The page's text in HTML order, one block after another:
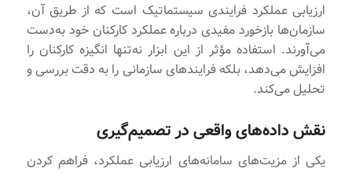
ارزیابی عملکرد فرایندی سیستماتیک است که از طریق آن،
سازمان‌ها بازخورد مفیدی درباره عملکرد کارکنان خود به‌دست
می‌آورند. استفاده مؤثر از این ابزار نه‌تنها انگیزه کارکنان را
افزایش می‌دهد، بلکه فرایندهای سازمانی را به دقت بررسی و
تحلیل می‌کند.
نقش داده‌های واقعی در تصمیم‌گیری
یکی از مزیت‌های سامانه‌های ارزیابی عملکرد، فراهم کردن